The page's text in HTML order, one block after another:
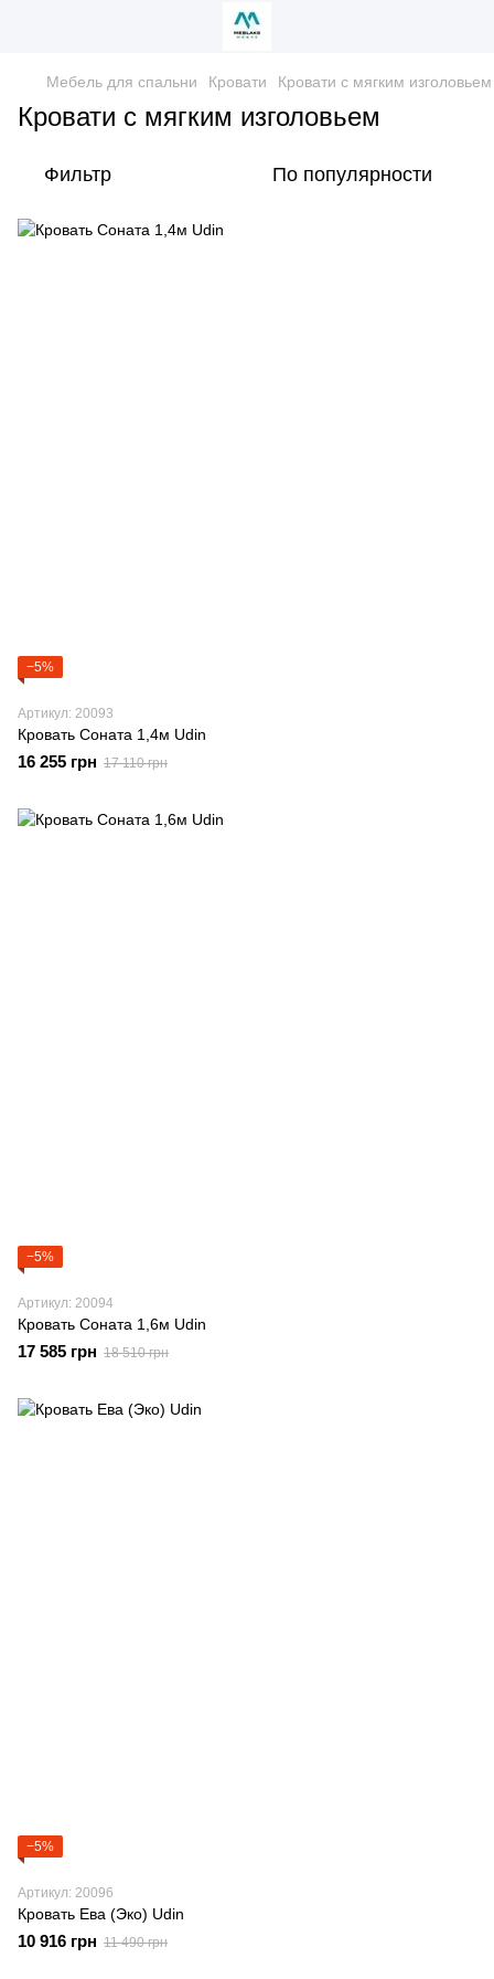
Мебель для спальни Кровати Кровати с мягким изголовьем
Кровати с мягким изголовьем
Фильтр По популярности
−5%
Артикул: 20093
Кровать Соната 1,4м Udin
16 255 грн 17 110 грн
−5%
Артикул: 20094
Кровать Соната 1,6м Udin
17 585 грн 18 510 грн
−5%
Артикул: 20096
Кровать Ева (Эко) Udin
10 916 грн 11 490 грн